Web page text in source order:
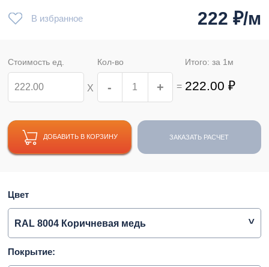
В избранное 222 ₽/м
Стоимость ед.
Х
Кол-во
- + =
Итого: за 1 м
222.00 ₽
ДОБАВИТЬ В КОРЗИНУ ЗАКАЗАТЬ РАСЧЕТ
Цвет
RAL 8004 Коричневая медь
Покрытие: